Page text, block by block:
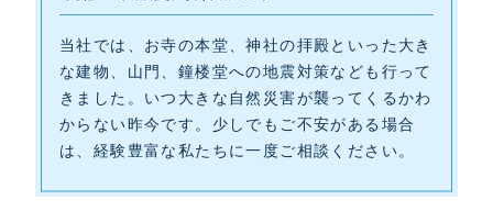
当社では、お寺の本堂、神社の拝殿といった大き
な建物、山門、鐘楼堂への地震対策なども行って
きました。いつ大きな自然災害が襲ってくるかわ
からない昨今です。少しでもご不安がある場合
は、経験豊富な私たちに一度ご相談ください。